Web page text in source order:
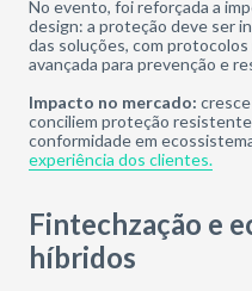
No evento, foi reforçada a
design: a proteção deve ser
das soluções, com
avançada para prevenção e
Impacto no mercado:
conciliem proteção
conformidade em
experiência dos clientes.
Fintechzação e
híbridos